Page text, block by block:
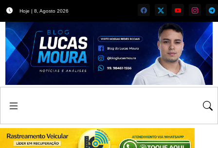
Hoje | 8, Agosto 2026